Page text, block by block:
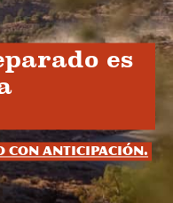
es
con anticipación.